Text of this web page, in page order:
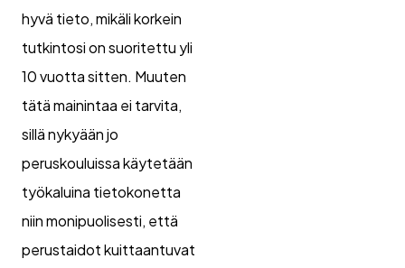
hyvä tieto, mikäli korkein
tutkintosi on suoritettu yli
10 vuotta sitten. Muuten
tätä mainintaa ei tarvita,
sillä nykyään jo
peruskouluissa käytetään
työkaluina tietokonetta
niin monipuolisesti, että
perustaidot kuittaantuvat